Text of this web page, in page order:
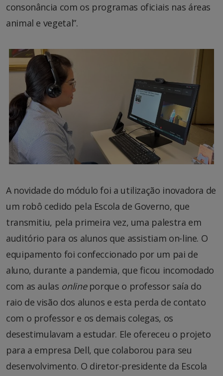
consonância com os programas oficiais nas áreas
animal e vegetal”.
A novidade do módulo foi a utilização inovadora de
um robô cedido pela Escola de Governo, que
transmitiu, pela primeira vez, uma palestra em
auditório para os alunos que assistiam on-line. O
equipamento foi confeccionado por um pai de
aluno, durante a pandemia, que ficou incomodado
com as aulas online porque o professor saía do
raio de visão dos alunos e esta perda de contato
com o professor e os demais colegas, os
desestimulavam a estudar. Ele ofereceu o projeto
para a empresa Dell, que colaborou para seu
desenvolvimento. O diretor-presidente da Escola